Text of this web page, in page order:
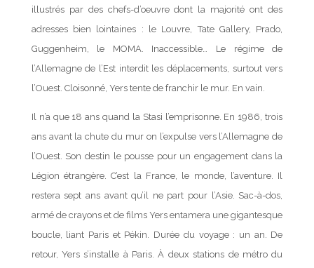
illustrés par des chefs-d’oeuvre dont la majorité ont des
adresses bien lointaines : le Louvre, Tate Gallery, Prado,
Guggenheim, le MOMA. Inaccessible… Le régime de
l’Allemagne de l’Est interdit les déplacements, surtout vers
l’Ouest. Cloisonné, Yers tente de franchir le mur. En vain.
Il n’a que 18 ans quand la Stasi l’emprisonne. En 1986, trois
ans avant la chute du mur on l’expulse vers l’Allemagne de
l’Ouest. Son destin le pousse pour un engagement dans la
Légion étrangère. C’est la France, le monde, l’aventure. Il
restera sept ans avant qu’il ne part pour l’Asie. Sac-à-dos,
armé de crayons et de films Yers entamera une gigantesque
boucle, liant Paris et Pékin. Durée du voyage : un an. De
retour, Yers s’installe à Paris. À deux stations de métro du